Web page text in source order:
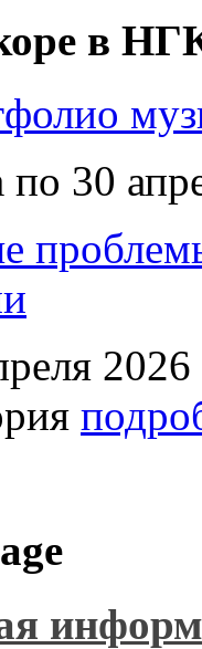
в
30
2026